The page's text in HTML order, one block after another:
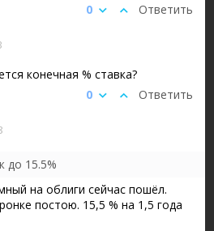
Ответить
0
конечная % ставка?
Ответить
0
до 15.5%
на облиги сейчас пошёл.
постою. 15,5 % на 1,5 года